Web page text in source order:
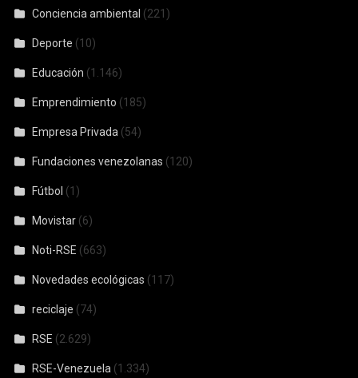
Conciencia ambiental (221)
Deporte (10)
Educación (1.146)
Emprendimiento (185)
Empresa Privada (54)
Fundaciones venezolanas (120)
Fútbol (1)
Movistar (6)
Noti-RSE (663)
Novedades ecológicas (117)
reciclaje (74)
RSE (2.629)
RSE-Venezuela (1.334)